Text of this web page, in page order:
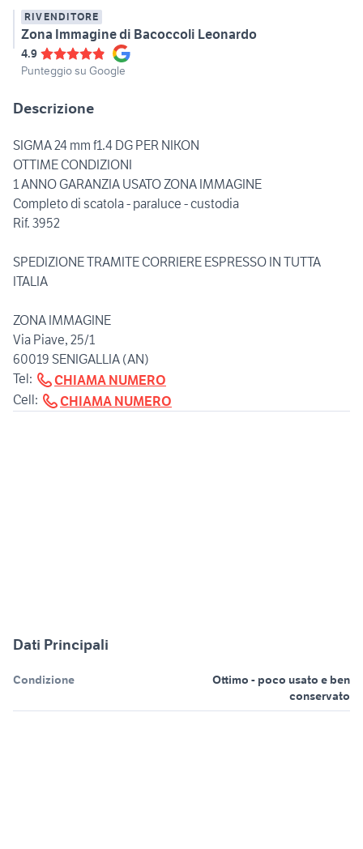
RIVENDITORE
Zona Immagine di Bacoccoli Leonardo
4.9
Punteggio su Google
Descrizione
SIGMA 24 mm f1.4 DG PER NIKON
OTTIME CONDIZIONI
1 ANNO GARANZIA USATO ZONA IMMAGINE
Completo di scatola - paraluce - custodia
Rif. 3952
SPEDIZIONE TRAMITE CORRIERE ESPRESSO IN TUTTA
ITALIA
ZONA IMMAGINE
Via Piave, 25/1
60019 SENIGALLIA (AN)
Tel:
CHIAMA NUMERO
Cell:
CHIAMA NUMERO
Dati Principali
Condizione
Ottimo - poco usato e ben
conservato